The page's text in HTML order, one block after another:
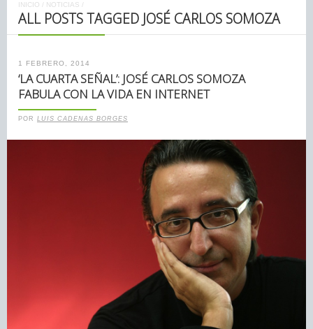
INICIO / NOTICIAS /
ALL POSTS TAGGED JOSÉ CARLOS SOMOZA
1 FEBRERO, 2014
‘LA CUARTA SEÑAL’: JOSÉ CARLOS SOMOZA
FABULA CON LA VIDA EN INTERNET
POR LUIS CADENAS BORGES